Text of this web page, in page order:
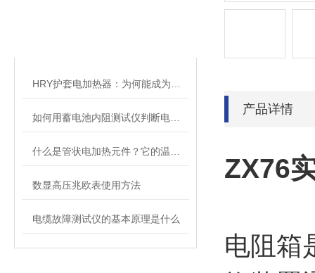
数显高压兆欧表使用方法
电缆故障测试仪的基本原理是什么
产品详情
ZX76
电阻箱